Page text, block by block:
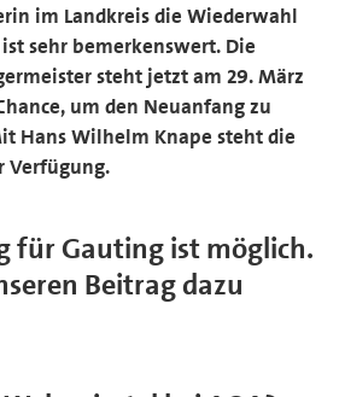
im Landkreis die Wiederwahl
sehr bemerkenswert. Die
steht jetzt am 29. März
um den Neuanfang zu
Hans Wilhelm Knape steht die
Verfügung.
für Gauting ist möglich.
Beitrag dazu